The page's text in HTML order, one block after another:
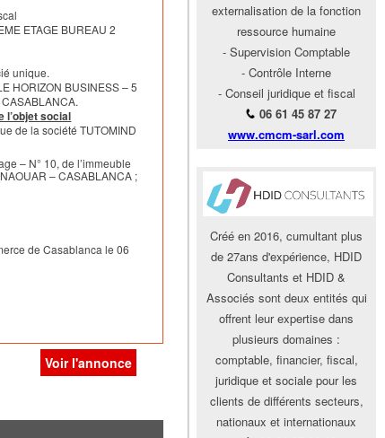
externalisation de la fonction
ressource humaine
- Supervision Comptable
- Contrôle Interne
- Conseil juridique et fiscal
06 61 45 87 27
www.cmcm-sarl.com
Créé en 2016, cumultant plus
de 27ans d'expérience, HDID
Consultants et HDID &
Associés sont deux entités qui
offrent leur expertise dans
plusieurs domaines :
comptable, financier, fiscal,
juridique et sociale pour les
clients de différents secteurs,
nationaux et internationaux
Absorbante s’élève
net de l’apport fait
titre de la Fusion,
la Fusion ne
société contre des
de la Société
ETAGE BUREAU 2
unique.
HORIZON BUSINESS – 5
l’objet social
de la société TUTOMIND
– N° 10, de l’immeuble
– CASABLANCA ;
de Casablanca le 06
Voir l'annonce